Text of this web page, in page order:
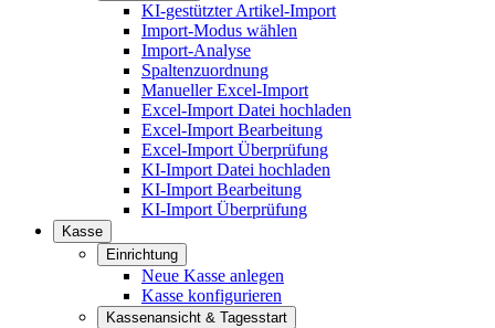
KI-gestützter Artikel-Import
Import-Modus wählen
Import-Analyse
Spaltenzuordnung
Manueller Excel-Import
Excel-Import Datei hochladen
Excel-Import Bearbeitung
Excel-Import Überprüfung
KI-Import Datei hochladen
KI-Import Bearbeitung
KI-Import Überprüfung
Kasse
Einrichtung
Neue Kasse anlegen
Kasse konfigurieren
Kassenansicht & Tagesstart